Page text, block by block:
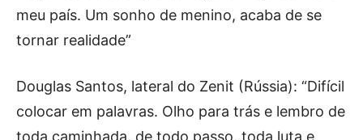
meu país. Um sonho de menino, acaba de se
tornar realidade”
Douglas Santos, lateral do Zenit (Rússia): “Difícil
colocar em palavras. Olho para trás e lembro de